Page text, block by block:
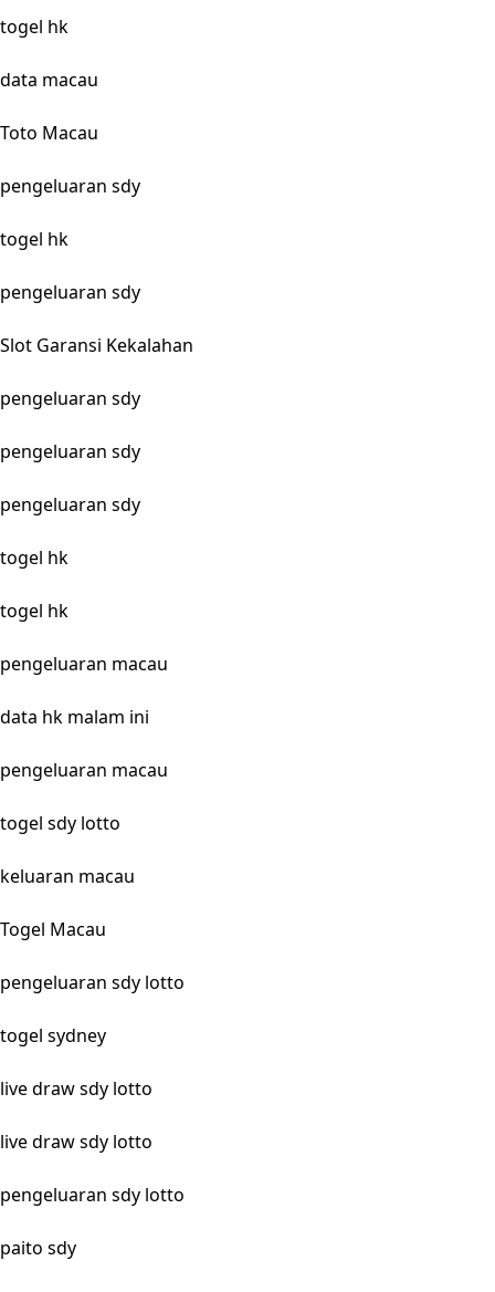
togel hk
data macau
Toto Macau
pengeluaran sdy
togel hk
pengeluaran sdy
Slot Garansi Kekalahan
pengeluaran sdy
pengeluaran sdy
pengeluaran sdy
togel hk
togel hk
pengeluaran macau
data hk malam ini
pengeluaran macau
togel sdy lotto
keluaran macau
Togel Macau
pengeluaran sdy lotto
togel sydney
live draw sdy lotto
live draw sdy lotto
pengeluaran sdy lotto
paito sdy